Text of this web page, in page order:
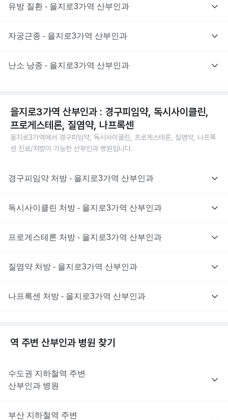
유방 질환 - 을지로3가역 산부인과
자궁근종 - 을지로3가역 산부인과
난소 낭종 - 을지로3가역 산부인과
을지로3가역 산부인과 : 경구피임약, 독시사이클린,
프로게스테론, 질염약, 나프록센
을지로3가역에서 경구피임약, 독시사이클린, 프로게스테론, 질염약, 나프록
센 진료/처방이 가능한 산부인과 병원입니다.
경구피임약 처방 - 을지로3가역 산부인과
독시사이클린 처방 - 을지로3가역 산부인과
프로게스테론 처방 - 을지로3가역 산부인과
질염약 처방 - 을지로3가역 산부인과
나프록센 처방 - 을지로3가역 산부인과
역 주변 산부인과 병원 찾기
수도권 지하철역 주변
산부인과 병원
부산 지하철역 주변